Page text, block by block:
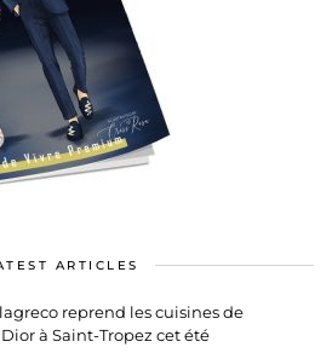
ARTICLES
reprend les cuisines de
à Saint-Tropez cet été